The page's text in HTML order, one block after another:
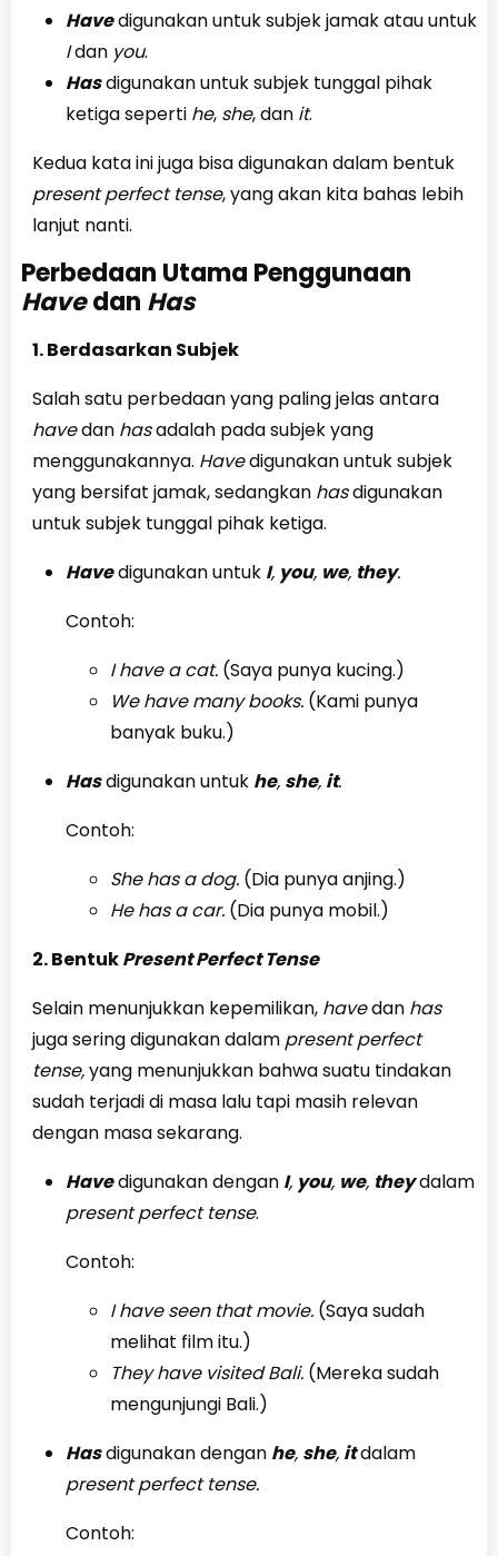
Havedigunakan untuk subjek jamak atau untuk
Idan you.
Hasdigunakan untuk subjek tunggal pihak
ketiga seperti he, she, dan it.
Kedua kata ini juga bisa digunakan dalam bentuk
present perfect tense, yang akan kita bahas lebih
lanjut nanti.
Perbedaan Utama Penggunaan
Havedan Has
1. Berdasarkan Subjek
Salah satu perbedaan yang paling jelas antara
havedan hasadalah pada subjek yang
menggunakannya. Havedigunakan untuk subjek
yang bersifat jamak, sedangkan hasdigunakan
untuk subjek tunggal pihak ketiga.
Havedigunakan untuk I, you, we, they.
Contoh:
I have a cat.(Saya punya kucing.)
We have many books.(Kami punya
banyak buku.)
Hasdigunakan untuk he, she, it.
Contoh:
She has a dog.(Dia punya anjing.)
He has a car. (Dia punya mobil.)
2. BentukPresent Perfect Tense
Selain menunjukkan kepemilikan, havedan has
juga sering digunakan dalam present perfect
tense,yang menunjukkan bahwa suatu tindakan
sudah terjadi di masa lalu tapi masih relevan
dengan masa sekarang.
Havedigunakan dengan I, you, we, theydalam
present perfect tense.
Contoh:
I have seen that movie.(Saya sudah
melihat film itu.)
They have visited Bali.(Mereka sudah
mengunjungi Bali.)
Hasdigunakan dengan he, she, itdalam
present perfect tense.
Contoh: